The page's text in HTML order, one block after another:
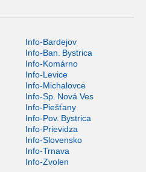
Info-Bardejov
Info-Ban. Bystrica
Info-Komárno
Info-Levice
Info-Michalovce
Info-Sp. Nová Ves
Info-Piešťany
Info-Pov. Bystrica
Info-Prievidza
Info-Slovensko
Info-Trnava
Info-Zvolen